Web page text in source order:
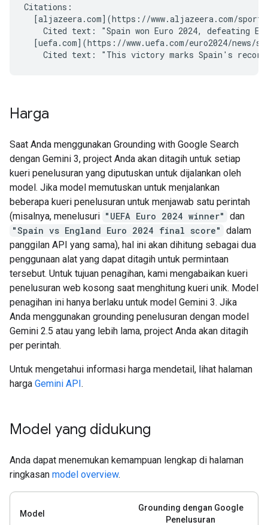
Citations:
[aljazeera.com](https://www.aljazeera.com/
Cited text: "Spain won Euro 2024, defeating
[uefa.com](https://www.uefa.com/euro2024/news/
Harga
Saat Anda menggunakan Grounding with Google Search
dengan Gemini 3, project Anda akan ditagih untuk setiap
kueri penelusuran yang diputuskan untuk dijalankan oleh
model. Jika model memutuskan untuk menjalankan
beberapa kueri penelusuran untuk menjawab satu perintah
(misalnya, menelusuri "UEFA Euro 2024 winner" dan
"Spain vs England Euro 2024 final score" dalam
panggilan API yang sama), hal ini akan dihitung sebagai dua
penggunaan alat yang dapat ditagih untuk permintaan
tersebut. Untuk tujuan penagihan, kami mengabaikan kueri
penelusuran web kosong saat menghitung kueri unik. Model
penagihan ini hanya berlaku untuk model Gemini 3. Jika
Anda menggunakan grounding penelusuran dengan model
Gemini 2.5 atau yang lebih lama, project Anda akan ditagih
per perintah.
Untuk mengetahui informasi harga mendetail, lihat halaman
harga Gemini API.
Model yang didukung
Anda dapat menemukan kemampuan lengkap di halaman
ringkasan model overview.
Model
Grounding dengan Google
Penelusuran